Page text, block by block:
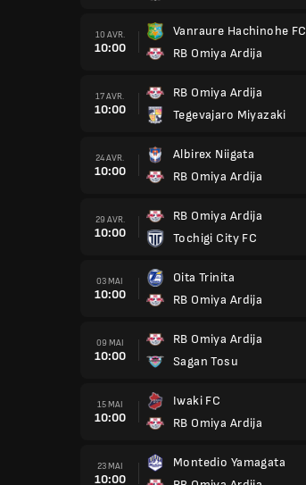
10 AVR.
10:00
Vanraure Hachinohe FC
RB Omiya Ardija
17 AVR.
10:00
RB Omiya Ardija
Tegevajaro Miyazaki
24 AVR.
10:00
Albirex Niigata
RB Omiya Ardija
29 AVR.
10:00
RB Omiya Ardija
Tochigi City FC
03 MAI
10:00
Oita Trinita
RB Omiya Ardija
09 MAI
10:00
RB Omiya Ardija
Sagan Tosu
15 MAI
10:00
Iwaki FC
RB Omiya Ardija
23 MAI
10:00
Montedio Yamagata